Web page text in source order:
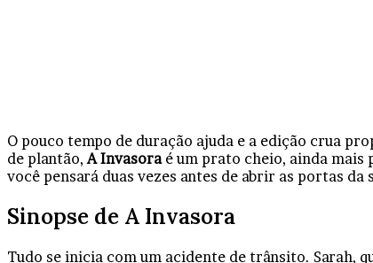
O pouco tempo de duração ajuda e a edição crua
de plantão, A Invasoraé um prato cheio, ainda mais
você pensará duas vezes antes de abrir as portas da
Sinopse de A Invasora
Tudo se inicia com um acidente de trânsito. Sarah,